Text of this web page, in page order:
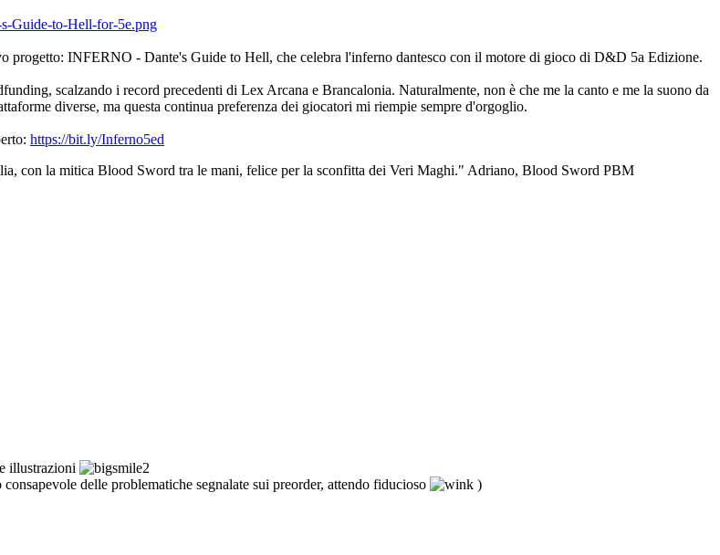
progetto: INFERNO - Dante's Guide to Hell, che celebra l'inferno dantesco con il motore di gioco di D&D 5a Edizione.
scalzando i record precedenti di Lex Arcana e Brancalonia. Naturalmente, non è che me la canto e me la suono da
diverse, ma questa continua preferenza dei giocatori mi riempie sempre d'orgoglio.
https://bit.ly/Inferno5ed
con la mitica Blood Sword tra le mani, felice per la sconfitta dei Veri Maghi." Adriano, Blood Sword PBM
illustrazioni
consapevole delle problematiche segnalate sui preorder, attendo fiducioso
)